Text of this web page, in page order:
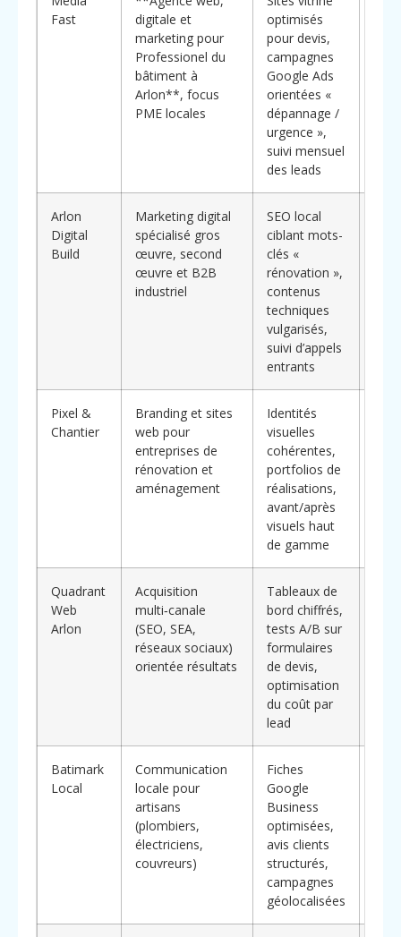
Fast
digitale et
marketing pour
Professionel du
bâtiment à
Arlon**, focus
PME locales
optimisés
pour devis,
campagnes
Google Ads
orientées «
dépannage /
urgence »,
suivi mensuel
des leads
Arlon
Digital
Build
Marketing digital
spécialisé gros
œuvre, second
œuvre et B2B
industriel
SEO local
ciblant mots-
clés «
rénovation »,
contenus
techniques
vulgarisés,
suivi d’appels
entrants
Pixel &
Chantier
Branding et sites
web pour
entreprises de
rénovation et
aménagement
Identités
visuelles
cohérentes,
portfolios de
réalisations,
avant/après
visuels haut
de gamme
Quadrant
Web
Arlon
Acquisition
multi‑canale
(SEO, SEA,
réseaux sociaux)
orientée résultats
Tableaux de
bord chiffrés,
tests A/B sur
formulaires
de devis,
optimisation
du coût par
lead
Batimark
Local
Communication
locale pour
artisans
(plombiers,
électriciens,
couvreurs)
Fiches
Google
Business
optimisées,
avis clients
structurés,
campagnes
géolocalisées